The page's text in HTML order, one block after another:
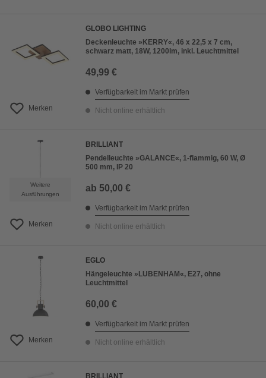
Merken
GLOBO LIGHTING
Deckenleuchte »KERRY«, 46 x 22,5 x 7 cm,
schwarz matt, 18W, 1200lm, inkl. Leuchtmittel
49,99 €
Verfügbarkeit im Markt prüfen
Nicht online erhältlich
Weitere
Ausführungen
Merken
BRILLIANT
Pendelleuchte »GALANCE«, 1-flammig, 60 W, Ø
500 mm, IP 20
ab 50,00 €
Verfügbarkeit im Markt prüfen
Nicht online erhältlich
Merken
EGLO
Hängeleuchte »LUBENHAM«, E27, ohne
Leuchtmittel
60,00 €
Verfügbarkeit im Markt prüfen
Nicht online erhältlich